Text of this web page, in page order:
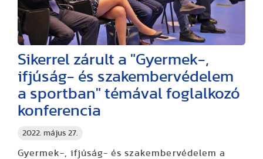
2022. május 27.
Sikerrel zárult a "Gyermek-,
ifjúság- és szakembervédelem
a sportban" témával foglalkozó
konferencia
Gyermek-, ifjúság- és szakembervédelem a